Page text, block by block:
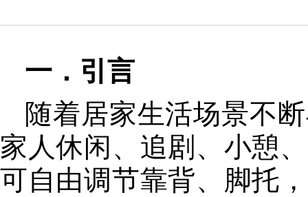
一．引言
随着居家生活场景不
家人休闲、追剧、小憩
可自由调节靠背、脚托